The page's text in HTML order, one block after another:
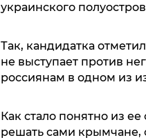
украинского
Так, кандидатка
не выступает против
россиянам в одном из
Как стало понятно из
решать сами крымчане,